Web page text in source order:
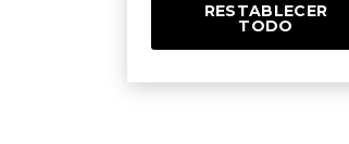
RESTABLECER
TODO